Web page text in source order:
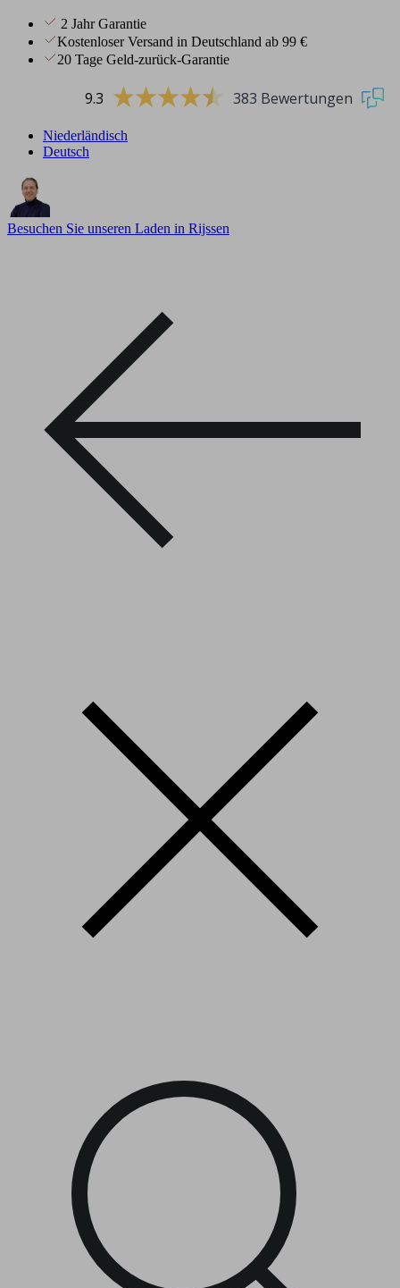
2 Jahr Garantie
Kostenloser Versand in Deutschland ab 99 €
20 Tage Geld-zurück-Garantie
9.3 383 Bewertungen
Niederländisch
Deutsch
Besuchen Sie unseren Laden in Rijssen